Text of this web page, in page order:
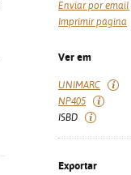
Enviar por email
Imprimir página
Ver em
UNIMARC
NP405
ISBD
Exportar